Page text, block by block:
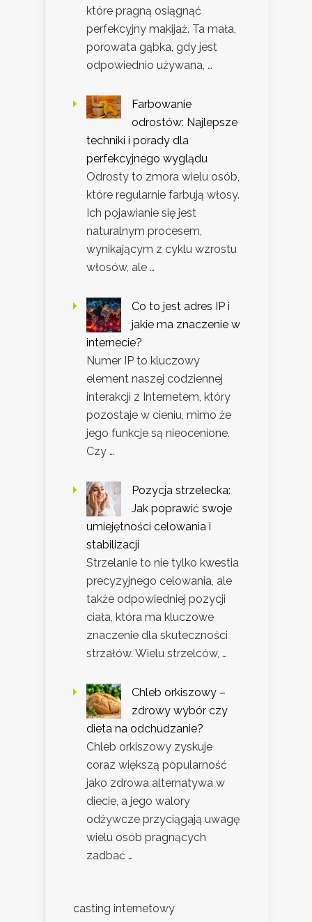
które pragną osiągnąć
perfekcyjny makijaż. Ta mała,
porowata gąbka, gdy jest
odpowiednio używana, …
Farbowanie
odrostów: Najlepsze
techniki i porady dla
perfekcyjnego wyglądu
Odrosty to zmora wielu osób,
które regularnie farbują włosy.
Ich pojawianie się jest
naturalnym procesem,
wynikającym z cyklu wzrostu
włosów, ale …
Co to jest adres IP i
jakie ma znaczenie w
internecie?
Numer IP to kluczowy
element naszej codziennej
interakcji z Internetem, który
pozostaje w cieniu, mimo że
jego funkcje są nieocenione.
Czy …
Pozycja strzelecka:
Jak poprawić swoje
umiejętności celowania i
stabilizacji
Strzelanie to nie tylko kwestia
precyzyjnego celowania, ale
także odpowiedniej pozycji
ciała, która ma kluczowe
znaczenie dla skuteczności
strzałów. Wielu strzelców, …
Chleb orkiszowy –
zdrowy wybór czy
dieta na odchudzanie?
Chleb orkiszowy zyskuje
coraz większą popularność
jako zdrowa alternatywa w
diecie, a jego walory
odżywcze przyciągają uwagę
wielu osób pragnących
zadbać …
casting internetowy